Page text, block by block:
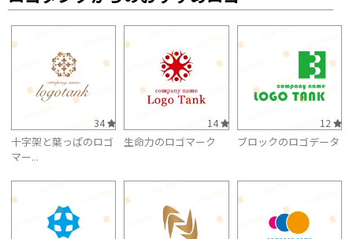
34
十字架と葉っぱのロゴ
マー...
14
生命力のロゴマーク
12
ブロックのロゴデータ